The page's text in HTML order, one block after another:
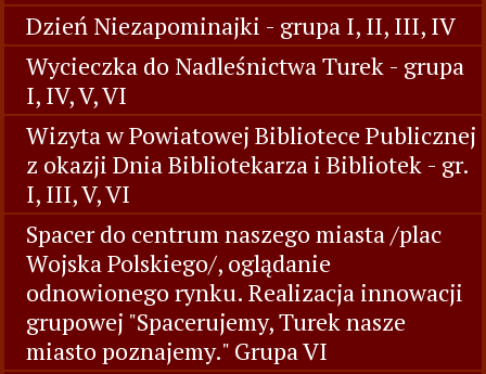
Dzień Niezapominajki - grupa I, II, III, IV
Wycieczka do Nadleśnictwa Turek - grupa
I, IV, V, VI
Wizyta w Powiatowej Bibliotece Publicznej
z okazji Dnia Bibliotekarza i Bibliotek - gr.
I, III, V, VI
Spacer do centrum naszego miasta /plac
Wojska Polskiego/, oglądanie
odnowionego rynku. Realizacja innowacji
grupowej "Spacerujemy, Turek nasze
miasto poznajemy." Grupa VI